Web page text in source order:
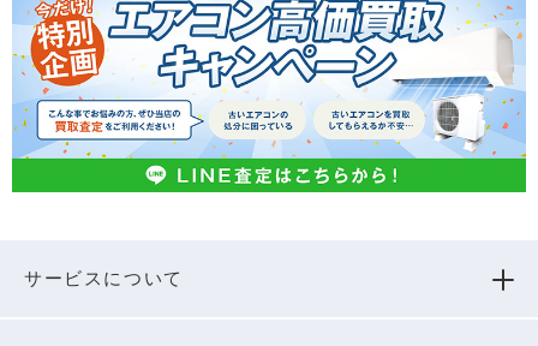
サービスについて